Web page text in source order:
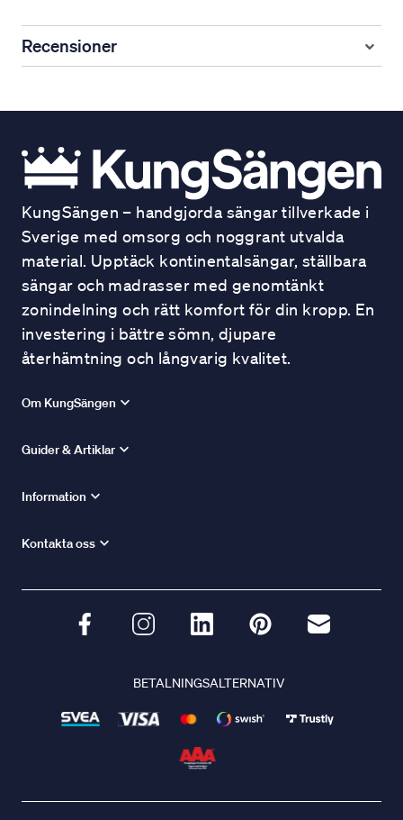
Recensioner
KungSängen – handgjorda sängar tillverkade i
Sverige med omsorg och noggrant utvalda
material. Upptäck kontinentalsängar, ställbara
sängar och madrasser med genomtänkt
zonindelning och rätt komfort för din kropp. En
investering i bättre sömn, djupare
återhämtning och långvarig kvalitet.
Om KungSängen
Guider & Artiklar
Information
Kontakta oss
BETALNINGSALTERNATIV